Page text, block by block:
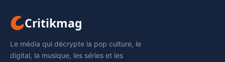
Critikmag
Le média qui décrypte la pop culture, le
digital, la musique, les séries et les